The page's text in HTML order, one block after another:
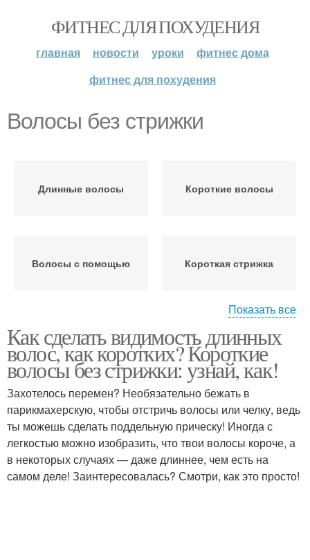
ФИТНЕС ДЛЯ ПОХУДЕНИЯ
главная новости уроки
фитнес дома
фитнес для похудения
Волосы без стрижки
Длинные волосы Короткие волосы
Волосы с помощью Короткая стрижка
Стрижки под мальчика Волос без стрижки
Показать все
Как сделать видимость длинных
волос, как коротких? Короткие
волосы без стрижки: узнай, как!
Захотелось перемен? Необязательно бежать в
парикмахерскую, чтобы отстричь волосы или челку, ведь
ты можешь сделать поддельную прическу! Иногда с
легкостью можно изобразить, что твои волосы короче, а
в некоторых случаях — даже длиннее, чем есть на
самом деле! Заинтересовалась? Смотри, как это просто!